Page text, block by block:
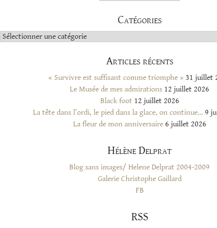
Catégories
Catégories
Articles récents
« Survivre est suffisant comme triomphe » 31 juillet
Le Musée de mes admirations 12 juillet 2026
Black foot 12 juillet 2026
La tête dans l’ordi, le pied dans la glace, on continue… 9
La fleur de mon anniversaire 6 juillet 2026
Hélène Delprat
Blog sans images/ Helene Delprat 2004-2009
Galerie Christophe Gaillard
FB
RSS